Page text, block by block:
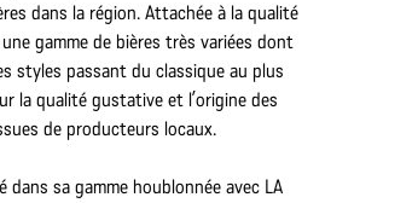
dans la région. Attachée à la qualité
gamme de bières très variées dont
styles passant du classique au plus
la qualité gustative et l’origine des
de producteurs locaux.
sa gamme houblonnée avec LA